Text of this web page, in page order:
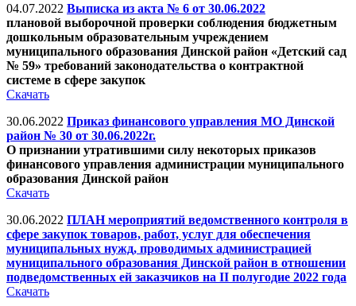
04.07.2022 Выписка из акта № 6 от 30.06.2022
плановой выборочной проверки соблюдения бюджетным
дошкольным образовательным учреждением
муниципального образования Динской район «Детский сад
№ 59» требований законодательства о контрактной
системе в сфере закупок
Скачать
30.06.2022 Приказ финансового управления МО Динской
район № 30 от 30.06.2022г.
О признании утратившими силу некоторых приказов
финансового управления администрации муниципального
образования Динской район
Скачать
30.06.2022 ПЛАН мероприятий ведомственного контроля в
сфере закупок товаров, работ, услуг для обеспечения
муниципальных нужд, проводимых администрацией
муниципального образования Динской район в отношении
подведомственных ей заказчиков на II полугодие 2022 года
Скачать